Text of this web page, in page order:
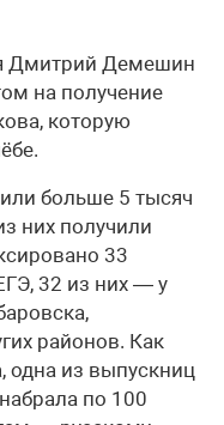
Дмитрий Демешин
на получение
которую
больше 5 тысяч
них получили
33
32 из них — у
районов. Как
одна из выпускниц
по 100